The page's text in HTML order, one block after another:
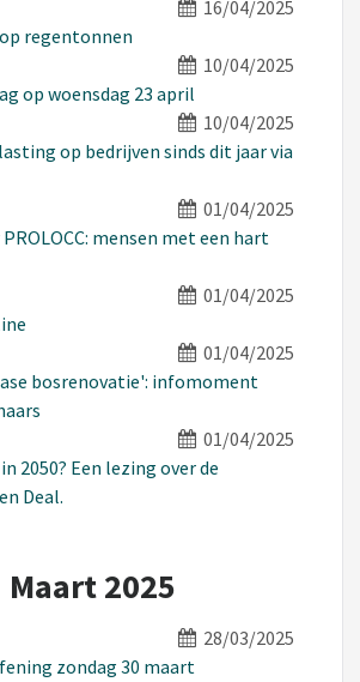
16/04/2025
regentonnen
10/04/2025
op woensdag 23 april
10/04/2025
op bedrijven sinds dit jaar via
01/04/2025
mensen met een hart
01/04/2025
01/04/2025
bosrenovatie': infomoment
01/04/2025
2050? Een lezing over de
Deal.
Maart 2025
28/03/2025
zondag 30 maart